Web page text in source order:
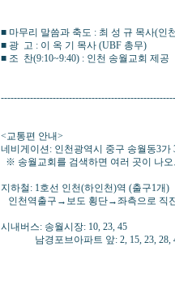
■ 마무리 말씀과 축도 : 최 성 규 목사(인
■ 광 고 : 이 옥 기 목사 (UBF 총무)
■ 조 찬(9:10~9:40) : 인천 송월교회 제공
<교통편 안내>
네비게이션: 인천광역시 중구 송월동3가
※ 송월교회를 검색하면 여러 곳이 나
지하철: 1호선 인천(하인천)역 (출구1개)
인천역출구→보도 횡단→좌측으로 직
시내버스: 송월시장: 10, 23, 45
남경포브아파트 앞: 2, 15, 23, 28,